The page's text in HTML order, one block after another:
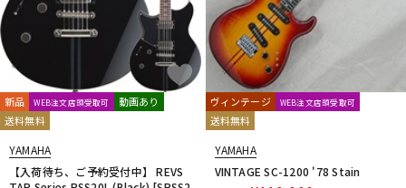
新品 WEB注文店頭受取可
動画あり
送料無料
YAMAHA
【入荷待ち、ご予約受付中】 REVS
ヴィンテージ WEB注文店頭受取可
送料無料
YAMAHA
VINTAGE SC-1200 '78 Stain